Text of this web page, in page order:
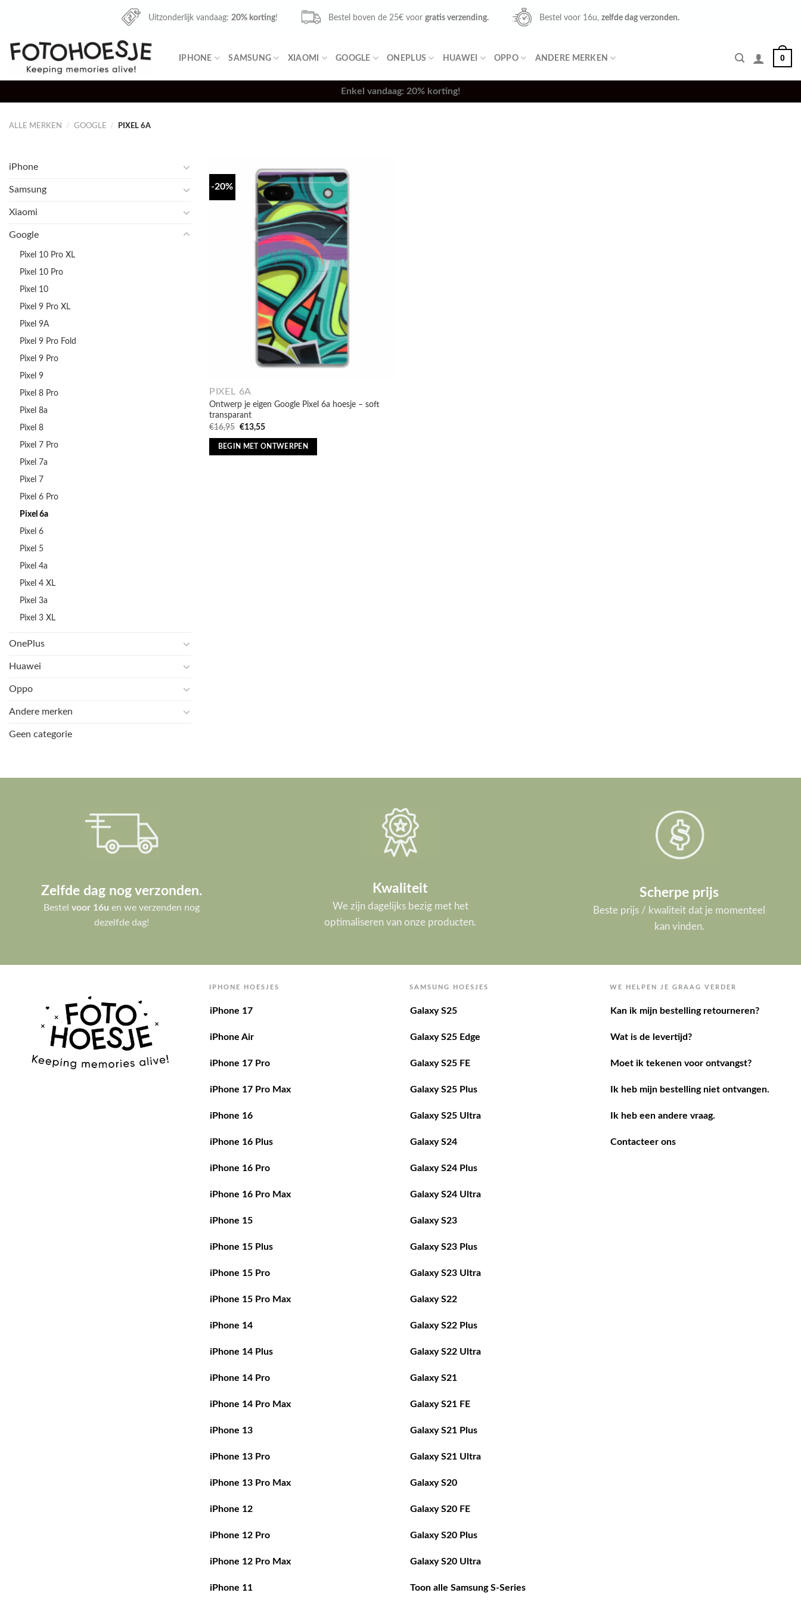
Uitzonderlijk vandaag:20% korting! Bestel boven de 25€ voor gratis verzending. Bestel voor 16u, zelfde dag verzonden.
IPHONE SAMSUNG XIAOMI GOOGLE ONEPLUS HUAWEI OPPO ANDERE MERKEN 0
Enkel vandaag: 20% korting!
ALLE MERKEN / GOOGLE / PIXEL 6A
iPhone
Samsung
Xiaomi
Google
Pixel 10 Pro XL
Pixel 10 Pro
Pixel 10
Pixel 9 Pro XL
Pixel 9A
Pixel 9 Pro Fold
Pixel 9 Pro
Pixel 9
Pixel 8 Pro
Pixel 8a
Pixel 8
Pixel 7 Pro
Pixel 7a
Pixel 7
Pixel 6 Pro
Pixel 6a
Pixel 6
Pixel 5
Pixel 4a
Pixel 4 XL
Pixel 3a
Pixel 3 XL
OnePlus
Huawei
Oppo
Andere merken
Geen categorie
-20%
PIXEL 6A
Ontwerp je eigen Google Pixel 6a hoesje – soft
transparant
€16,95 Oorspronkelijke
was:
€16,95.
€13,55Huidige
is:
€13,55.
BEGIN MET ONTWERPEN
Zelfde dag nog verzonden.
Bestel voor 16u en we verzenden nog
dezelfde dag!
Kwaliteit
We zijn dagelijks bezig met het
optimaliseren van onze producten.
Scherpe prijs
Beste prijs / kwaliteit dat je momenteel
kan vinden.
IPHONE HOESJES
iPhone 17
iPhone Air
iPhone 17 Pro
iPhone 17 Pro Max
iPhone 16
iPhone 16 Plus
iPhone 16 Pro
iPhone 16 Pro Max
iPhone 15
iPhone 15 Plus
iPhone 15 Pro
iPhone 15 Pro Max
iPhone 14
iPhone 14 Plus
iPhone 14 Pro
iPhone 14 Pro Max
iPhone 13
iPhone 13 Pro
iPhone 13 Pro Max
iPhone 12
iPhone 12 Pro
iPhone 12 Pro Max
iPhone 11
SAMSUNG HOESJES
Galaxy S25
Galaxy S25 Edge
Galaxy S25 FE
Galaxy S25 Plus
Galaxy S25 Ultra
Galaxy S24
Galaxy S24 Plus
Galaxy S24 Ultra
Galaxy S23
Galaxy S23 Plus
Galaxy S23 Ultra
Galaxy S22
Galaxy S22 Plus
Galaxy S22 Ultra
Galaxy S21
Galaxy S21 FE
Galaxy S21 Plus
Galaxy S21 Ultra
Galaxy S20
Galaxy S20 FE
Galaxy S20 Plus
Galaxy S20 Ultra
Toon alle Samsung S-Series
WE HELPEN JE GRAAG VERDER
Kan ik mijn bestelling retourneren?
Wat is de levertijd?
Moet ik tekenen voor ontvangst?
Ik heb mijn bestelling niet ontvangen.
Ik heb een andere vraag.
Contacteer ons